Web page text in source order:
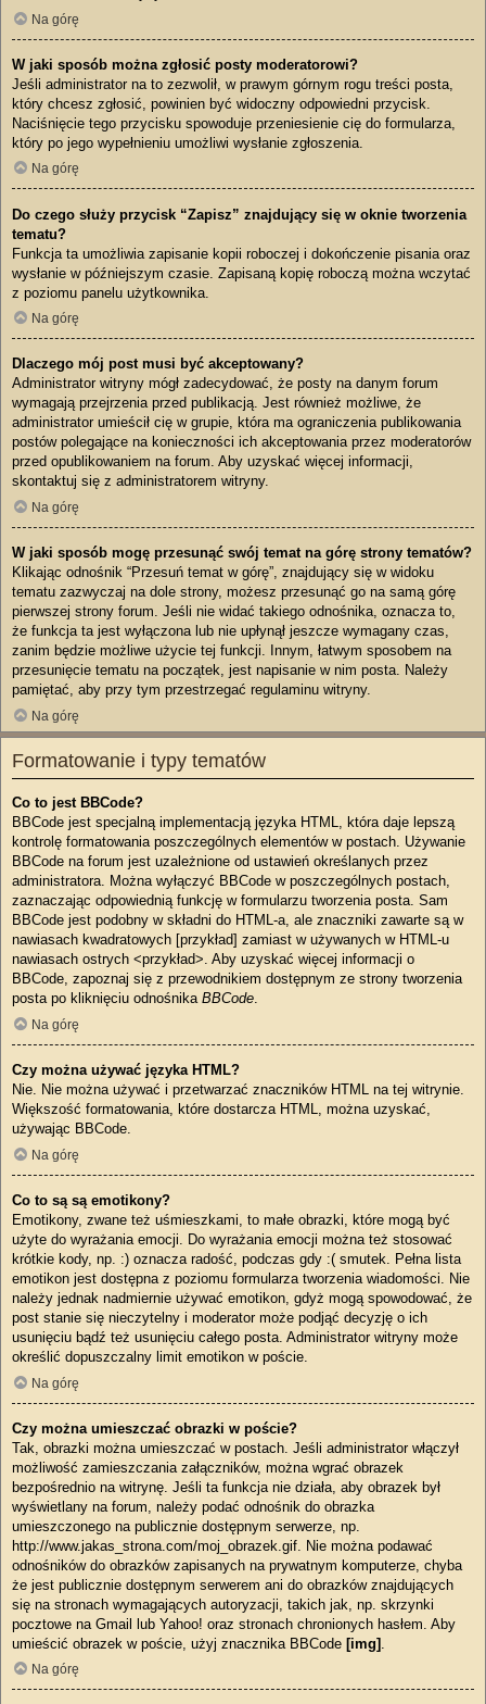
Na górę
W jaki sposób można zgłosić posty moderatorowi?
Jeśli administrator na to zezwolił, w prawym górnym rogu treści posta,
który chcesz zgłosić, powinien być widoczny odpowiedni przycisk.
Naciśnięcie tego przycisku spowoduje przeniesienie cię do formularza,
który po jego wypełnieniu umożliwi wysłanie zgłoszenia.
Na górę
Do czego służy przycisk “Zapisz” znajdujący się w oknie tworzenia
tematu?
Funkcja ta umożliwia zapisanie kopii roboczej i dokończenie pisania oraz
wysłanie w późniejszym czasie. Zapisaną kopię roboczą można wczytać
z poziomu panelu użytkownika.
Na górę
Dlaczego mój post musi być akceptowany?
Administrator witryny mógł zadecydować, że posty na danym forum
wymagają przejrzenia przed publikacją. Jest również możliwe, że
administrator umieścił cię w grupie, która ma ograniczenia publikowania
postów polegające na konieczności ich akceptowania przez moderatorów
przed opublikowaniem na forum. Aby uzyskać więcej informacji,
skontaktuj się z administratorem witryny.
Na górę
W jaki sposób mogę przesunąć swój temat na górę strony tematów?
Klikając odnośnik “Przesuń temat w górę”, znajdujący się w widoku
tematu zazwyczaj na dole strony, możesz przesunąć go na samą górę
pierwszej strony forum. Jeśli nie widać takiego odnośnika, oznacza to,
że funkcja ta jest wyłączona lub nie upłynął jeszcze wymagany czas,
zanim będzie możliwe użycie tej funkcji. Innym, łatwym sposobem na
przesunięcie tematu na początek, jest napisanie w nim posta. Należy
pamiętać, aby przy tym przestrzegać regulaminu witryny.
Na górę
Formatowanie i typy tematów
Co to jest BBCode?
BBCode jest specjalną implementacją języka HTML, która daje lepszą
kontrolę formatowania poszczególnych elementów w postach. Używanie
BBCode na forum jest uzależnione od ustawień określanych przez
administratora. Można wyłączyć BBCode w poszczególnych postach,
zaznaczając odpowiednią funkcję w formularzu tworzenia posta. Sam
BBCode jest podobny w składni do HTML-a, ale znaczniki zawarte są w
nawiasach kwadratowych [przykład] zamiast w używanych w HTML-u
nawiasach ostrych <przykład>. Aby uzyskać więcej informacji o
BBCode, zapoznaj się z przewodnikiem dostępnym ze strony tworzenia
posta po kliknięciu odnośnika BBCode.
Na górę
Czy można używać języka HTML?
Nie. Nie można używać i przetwarzać znaczników HTML na tej witrynie.
Większość formatowania, które dostarcza HTML, można uzyskać,
używając BBCode.
Na górę
Co to są są emotikony?
Emotikony, zwane też uśmieszkami, to małe obrazki, które mogą być
użyte do wyrażania emocji. Do wyrażania emocji można też stosować
krótkie kody, np. :) oznacza radość, podczas gdy :( smutek. Pełna lista
emotikon jest dostępna z poziomu formularza tworzenia wiadomości. Nie
należy jednak nadmiernie używać emotikon, gdyż mogą spowodować, że
post stanie się nieczytelny i moderator może podjąć decyzję o ich
usunięciu bądź też usunięciu całego posta. Administrator witryny może
określić dopuszczalny limit emotikon w poście.
Na górę
Czy można umieszczać obrazki w poście?
Tak, obrazki można umieszczać w postach. Jeśli administrator włączył
możliwość zamieszczania załączników, można wgrać obrazek
bezpośrednio na witrynę. Jeśli ta funkcja nie działa, aby obrazek był
wyświetlany na forum, należy podać odnośnik do obrazka
umieszczonego na publicznie dostępnym serwerze, np.
http://www.jakas_strona.com/moj_obrazek.gif. Nie można podawać
odnośników do obrazków zapisanych na prywatnym komputerze, chyba
że jest publicznie dostępnym serwerem ani do obrazków znajdujących
się na stronach wymagających autoryzacji, takich jak, np. skrzynki
pocztowe na Gmail lub Yahoo! oraz stronach chronionych hasłem. Aby
umieścić obrazek w poście, użyj znacznika BBCode [img]
Na górę